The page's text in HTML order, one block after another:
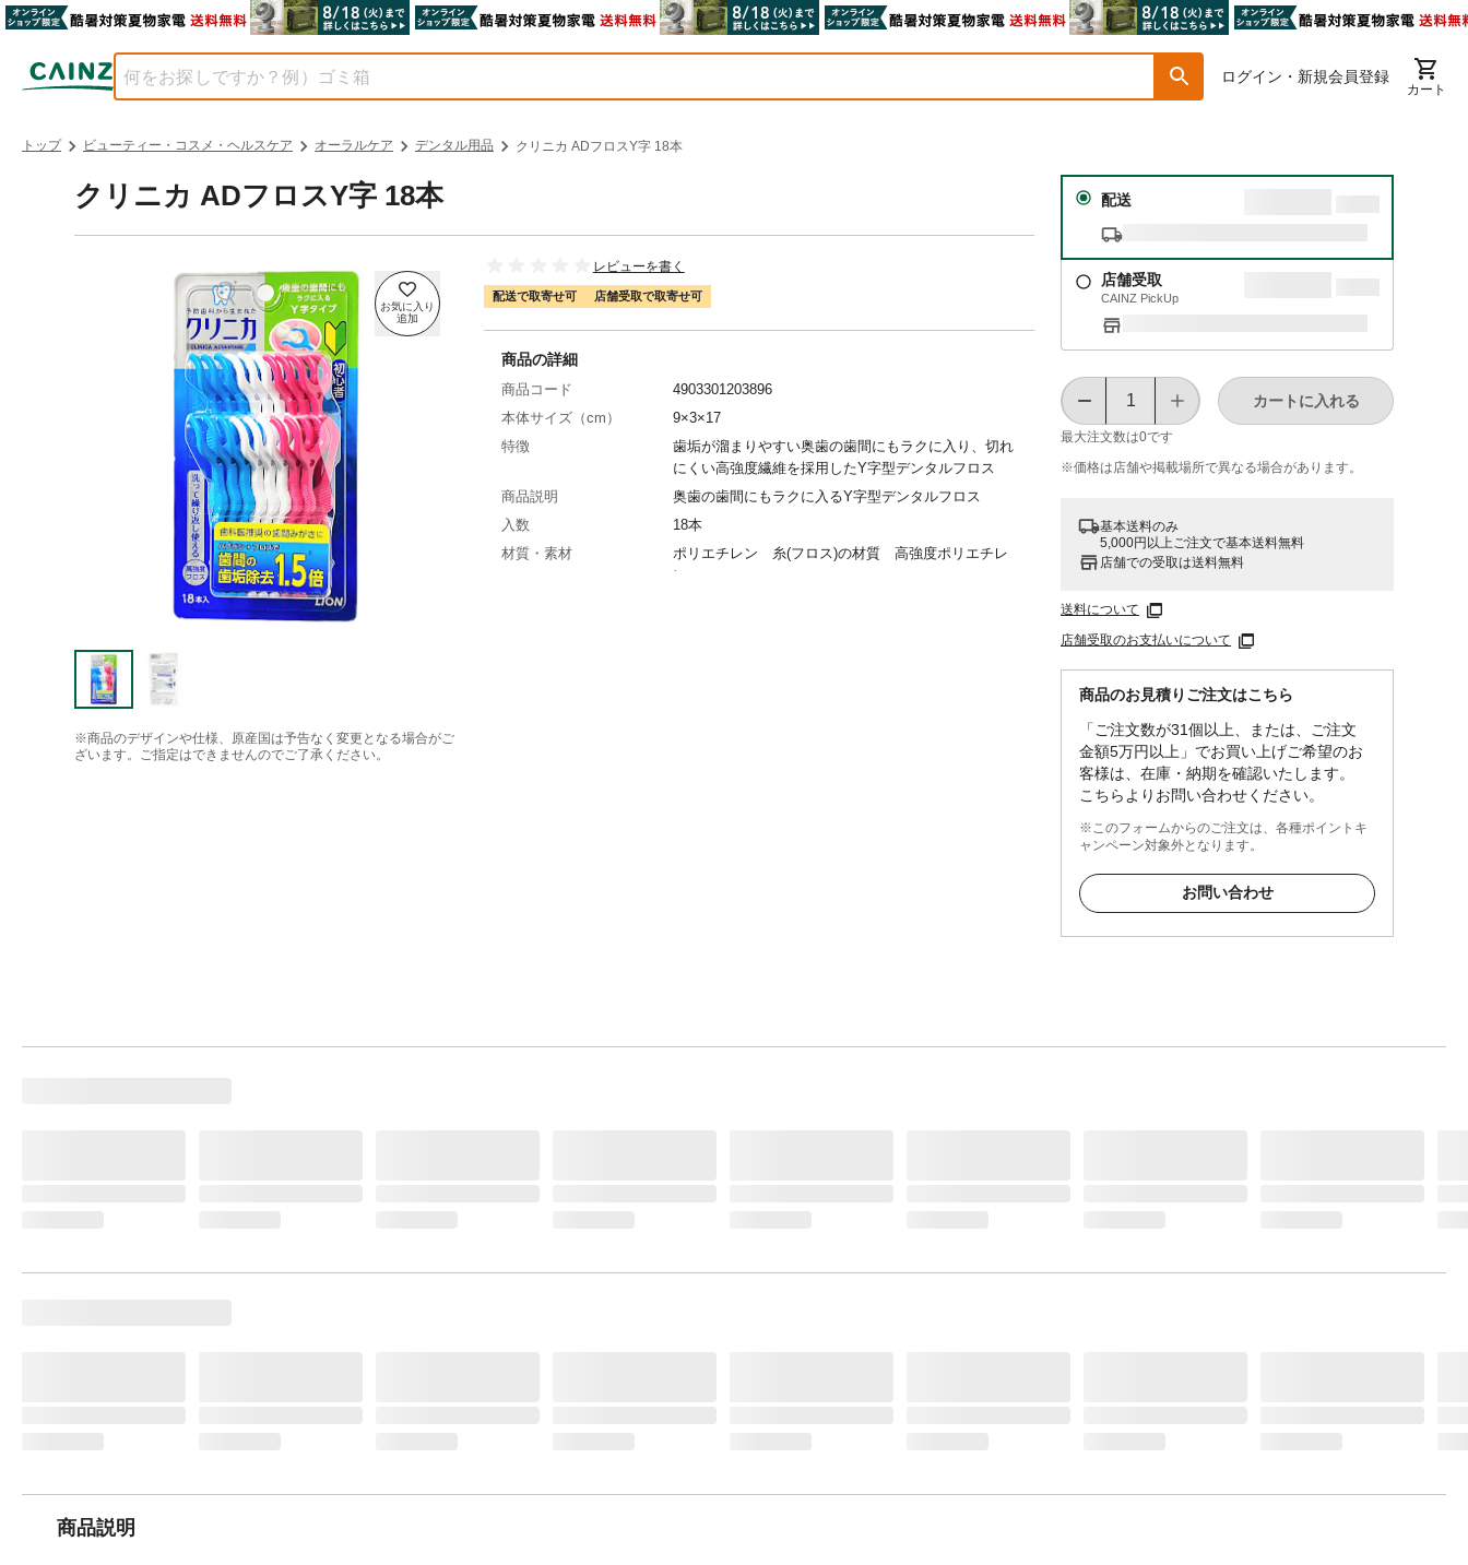
ログイン・新規会員登録
カート
トップ ビューティー・コスメ・ヘルスケア オーラルケア デンタル用品 クリニカ ADフロスY字 18本
クリニカ ADフロスY字 18本
※商品のデザインや仕様、原産国は予告なく変更となる場合がご
ざいます。ご指定はできませんのでご了承ください。
レビューを書く
配送で取寄せ可 店舗受取で取寄せ可
配送
店舗受取
CAINZ PickUp
最大注文数は0です
カートに入れる
※価格は​店舗や​掲載場所で​異なる​場合が​あります。
基本送料のみ
5,000円以上ご注文で基本送料無料
店舗での受取は送料無料
送料について
店舗受取のお支払いについて
商品のお見積りご注文はこちら
「ご注文数が31個以上、または、ご注文
金額5万円以上」でお買い上げご希望のお
客様は、在庫・納期を確認いたします。
こちらよりお問い合わせください。
※このフォームからのご注文は、各種ポイントキ
ャンペーン対象外となります。
お問い合わせ
商品の詳細
商品コード
4903301203896
本体サイズ（cm）
9×3×17
特徴
歯垢が溜まりやすい奥歯の歯間にもラクに入り、切れ
にくい高強度繊維を採用したY字型デンタルフロス
商品説明
奥歯の歯間にもラクに入るY字型デンタルフロス
入数
18本
材質・素材
ポリエチレン 糸(フロス)の材質 高強度ポリエチレ
ン
商品説明